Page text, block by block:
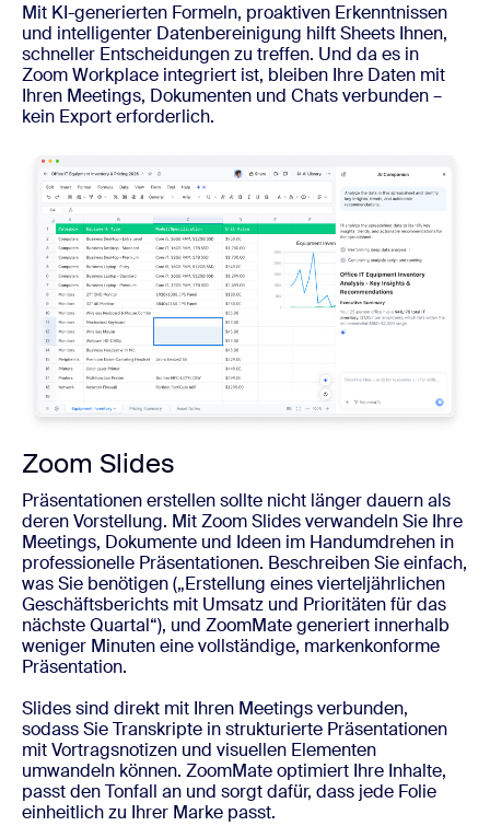
Mit KI-generierten Formeln, proaktiven Erkenntnissen
und intelligenter Datenbereinigung hilft Sheets Ihnen,
schneller Entscheidungen zu treffen. Und da es in
Zoom Workplace integriert ist, bleiben Ihre Daten mit
Ihren Meetings, Dokumenten und Chats verbunden –
kein Export erforderlich.
Zoom Slides
Präsentationen erstellen sollte nicht länger dauern als
deren Vorstellung. Mit Zoom Slides verwandeln Sie Ihre
Meetings, Dokumente und Ideen im Handumdrehen in
professionelle Präsentationen. Beschreiben Sie einfach,
was Sie benötigen („Erstellung eines vierteljährlichen
Geschäftsberichts mit Umsatz und Prioritäten für das
nächste Quartal“), und ZoomMate generiert innerhalb
weniger Minuten eine vollständige, markenkonforme
Präsentation.
Slides sind direkt mit Ihren Meetings verbunden,
sodass Sie Transkripte in strukturierte Präsentationen
mit Vortragsnotizen und visuellen Elementen
umwandeln können. ZoomMate optimiert Ihre Inhalte,
passt den Tonfall an und sorgt dafür, dass jede Folie
einheitlich zu Ihrer Marke passt.